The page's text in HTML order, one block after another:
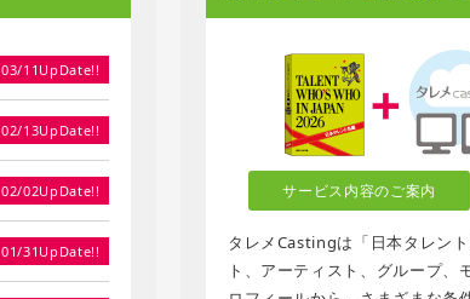
03/11UpDate!!
02/13UpDate!!
02/02UpDate!!
01/31UpDate!!
サービス内容のご案内
タレメCastingは「日本タレン
ト、アーティスト、グループ